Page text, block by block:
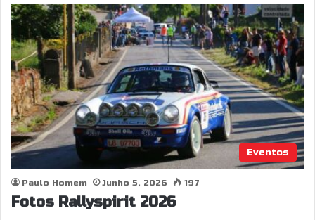
Eventos
Paulo Homem Junho 5, 2026 197
Fotos Rallyspirit 2026